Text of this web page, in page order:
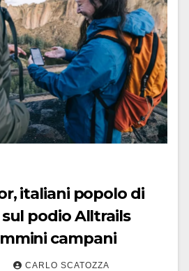
italiani popolo di
podio Alltrails
campani
CARLO SCATOZZA